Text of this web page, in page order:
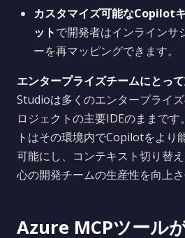
カスタマイズ可能なCopilot
ットで開発者はインラインサ
ーを再マッピングできます。
エンタープライズチームにとっ
Studioは多くのエンタープライ
ロジェクトの主要IDEのままで
トはその環境内でCopilotをより
可能にし、コンテキスト切り替
心の開発チームの生産性を向上さ
Azure MCPツール